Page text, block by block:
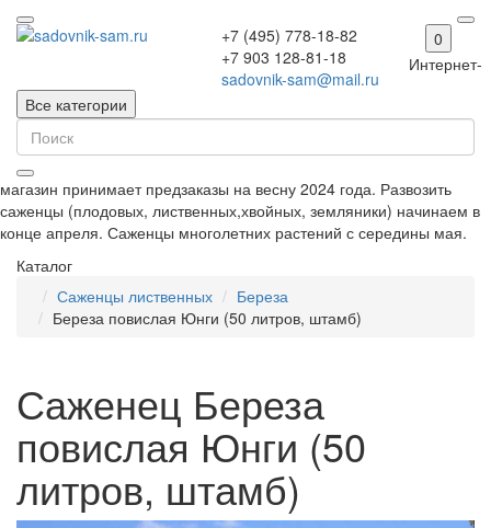
+7 (495) 778-18-82
+7 903 128-81-18
sadovnik-sam@mail.ru
0
Все категории
Интернет-
магазин принимает предзаказы на весну 2024 года. Развозить
саженцы (плодовых, лиственных,хвойных, земляники) начинаем в
конце апреля. Саженцы многолетних растений с середины мая.
Каталог
Саженцы лиственных
Береза
Береза повислая Юнги (50 литров, штамб)
Саженец Береза
повислая Юнги (50
литров, штамб)